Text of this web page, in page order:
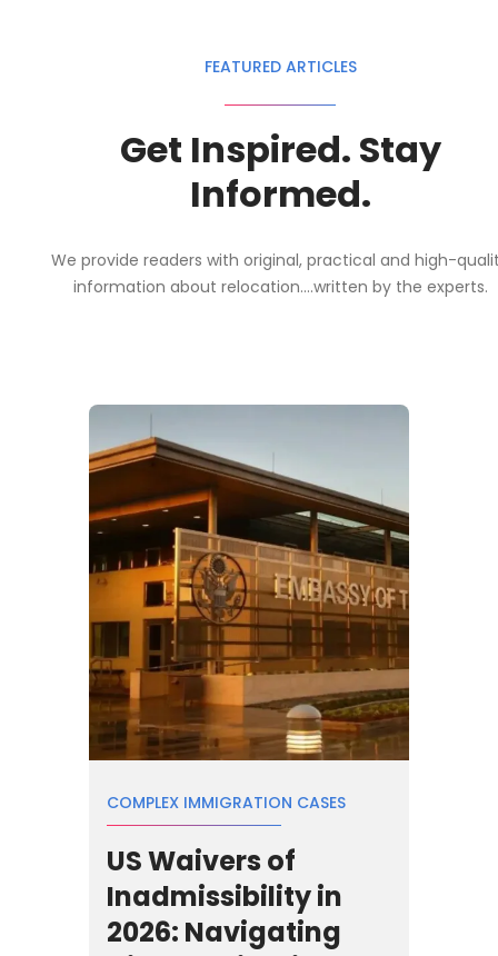
FEATURED ARTICLES
Get Inspired. Stay
Informed.
We provide readers with original, practical and high-
information about relocation....written by the experts.
COMPLEX IMMIGRATION CASES
US Waivers of
Inadmissibility in
2026: Navigating